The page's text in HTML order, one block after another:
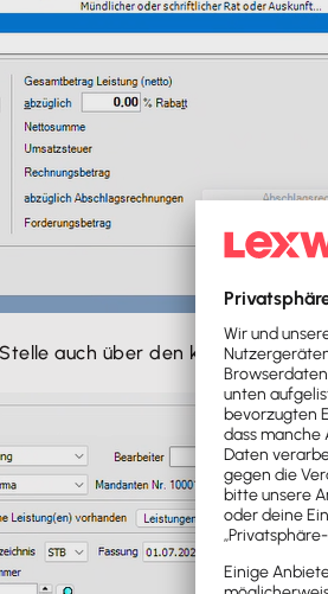
auch über den kleinen Pfeil